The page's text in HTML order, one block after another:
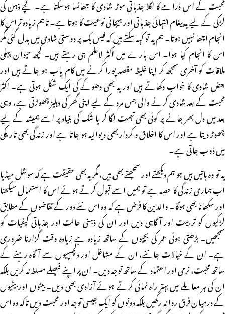
محبت کے اس ڈرامے کا اگلا جذباتی موڑ شادی کا جھانسا ہوسکتا ہے۔ کچے ذہن کی
لڑکی کے لیے یہ پیغام انتہائی جذباتی اور ہیجانی نوعیت کا ہوتا ہے۔ تاہم زیادہ تر اس کا
انجام اچھا نہیں ہوتا۔ ہم یہ تو کہہ سکتے ہیں کہ فیس بک پر دوستی شادی میں بدل گئی مگر
اس کا انجام کیا ہوا۔ اس بارے میں اکثر لاعلم ہی رہتے ہیں۔ کچھ حیوان پہلی
ملاقات کو آخری سمجھ کر اپنا غلیظ مقصد پورا کرنے میں کام یاب ہو جاتے ہیں اور
بعض شادی کا خواب دکھاتے ہیں اور یہ بھی دھوکے کی ایک شکل ہوتی ہے۔ اکثر
محبت کے بعد شادی کرنے والی جس مرد کے لیے اپنی گھر کی دہلیز چھوڑتی ہے، وہی
بعد میں دل بھر جانے پر کوئی بھی تہمت لگا کر یا شک کی بنیاد پر اسے ہمیشہ کے لیے
چھوڑ دیتا ہے اور اس کا اخلاق و کردار بھی دیوالیہ ہو جاتا ہے اور زندگی بھی تاریکی
میں ڈوب جاتی ہے۔
یہ تو وہ باتیں ہیں جو ہم دیکھتے اور سمجھتے بھی ہیں، مگر یہ بھی حقیقت ہے کہ سوشل میڈیا
اب ہماری زندگی کا حصہ ہے تو ہمیں اسے قبول کرتے ہوئے اس کا استعمال سیکھنا
اور سکھانا بھی ہوگا۔ والدین کا فرض ہے کہ وہ اس نئے دور کے تقاضوں کے مطابق
لڑکیوں کو تربیت اور آگاہی دیں اور ان کی ذہنی حالت اور جذباتی کیفیات کو
سمجھیں۔ بڑھتی ہوئی عمر کی بچیوں کے ساتھ زیادہ ہے زیادہ وقت گزارنا ضروری
ہے۔ ان کے خیالات جاننے، ان کے مشاغل اور دلچسپیوں سے آگاہ رہنے کے
ساتھ محبت، نرمی اور اعتماد کے ساتھ توجہ دیں۔ ان پر اپنے فیصلے مسلط نہ کریں بلکہ
ان کی ہر معاملے میں بہتر راہ نمائی کرتے ہوئے آزادی بھی دیں۔ بیٹوں اور بیٹیوں
کے درمیان فرق روا نہ رکھیں بلکہ دونوں کو ایک جیسی توجہ اور محبت دیں تاکہ وہ اس